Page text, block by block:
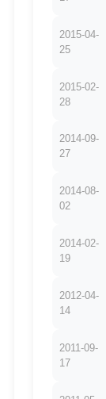
2015-04-
25
2015-02-
28
2014-09-
27
2014-08-
02
2014-02-
19
2012-04-
14
2011-09-
17